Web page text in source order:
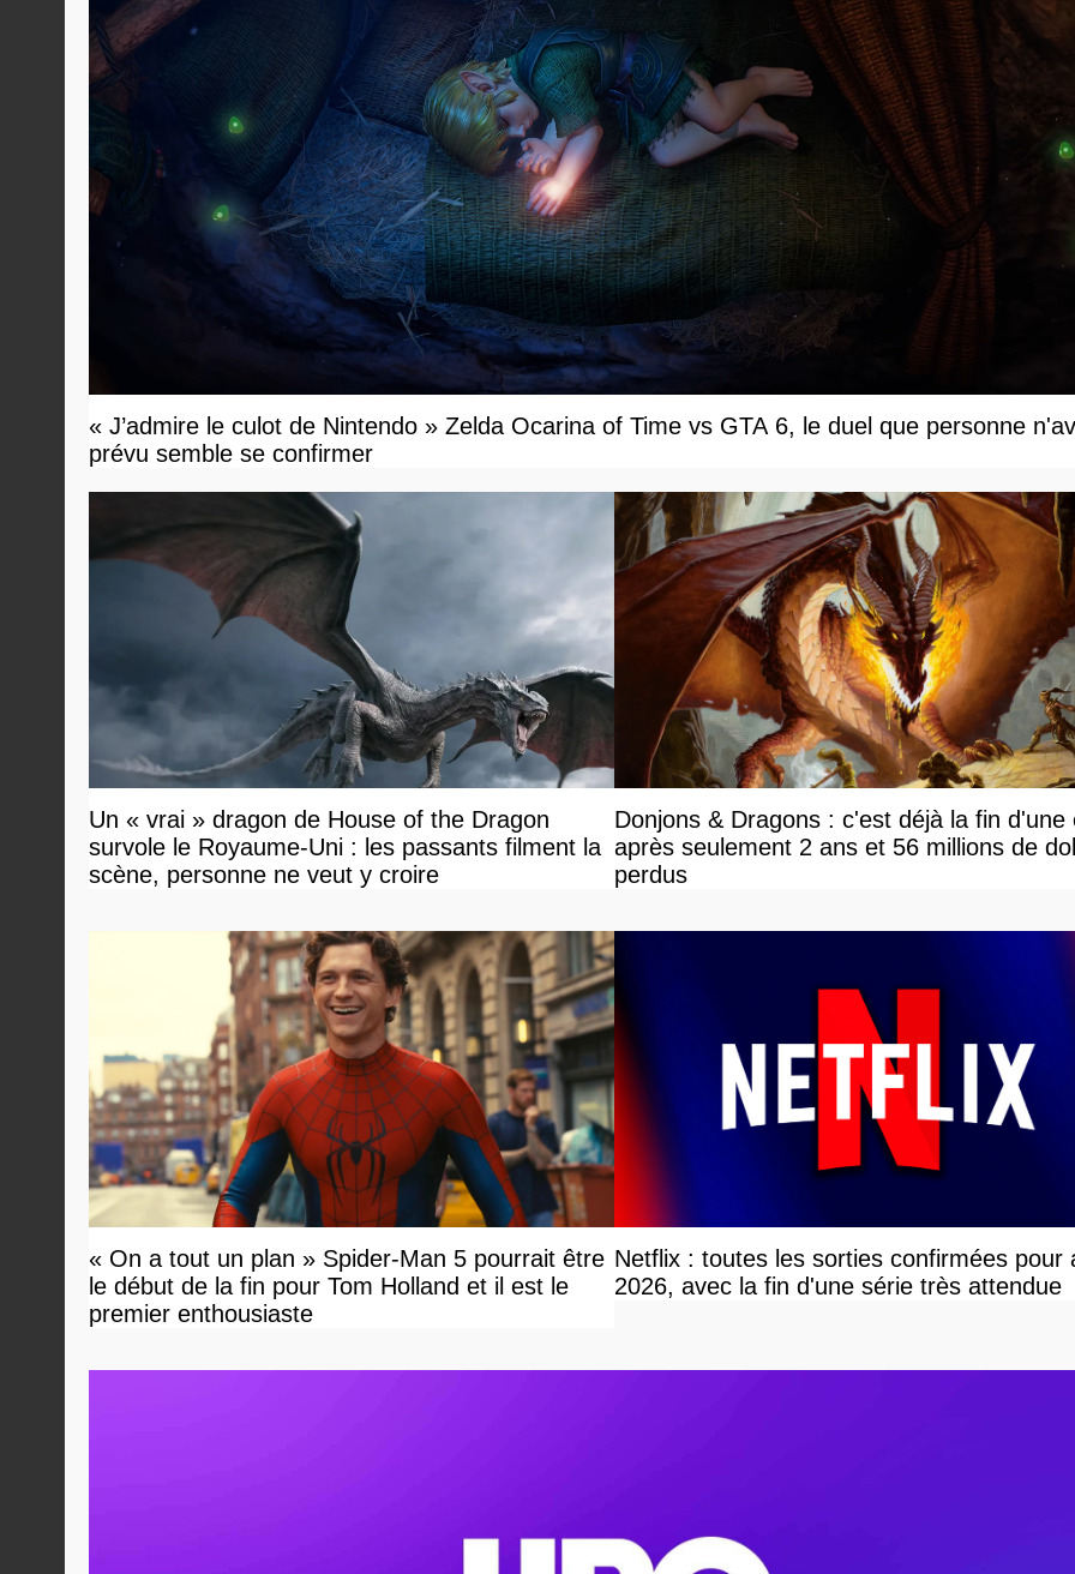
« J’admire le culot de Nintendo » Zelda Ocarina of Time vs GTA 6, le duel que personne
prévu semble se confirmer
Un « vrai » dragon de House of the Dragon
survole le Royaume-Uni : les passants filment la
scène, personne ne veut y croire
Donjons & Dragons : c'est déjà la fin d'une
après seulement 2 ans et 56 millions de
perdus
« On a tout un plan » Spider-Man 5 pourrait être
le début de la fin pour Tom Holland et il est le
premier enthousiaste
Netflix : toutes les sorties confirmées pour
2026, avec la fin d'une série très attendue